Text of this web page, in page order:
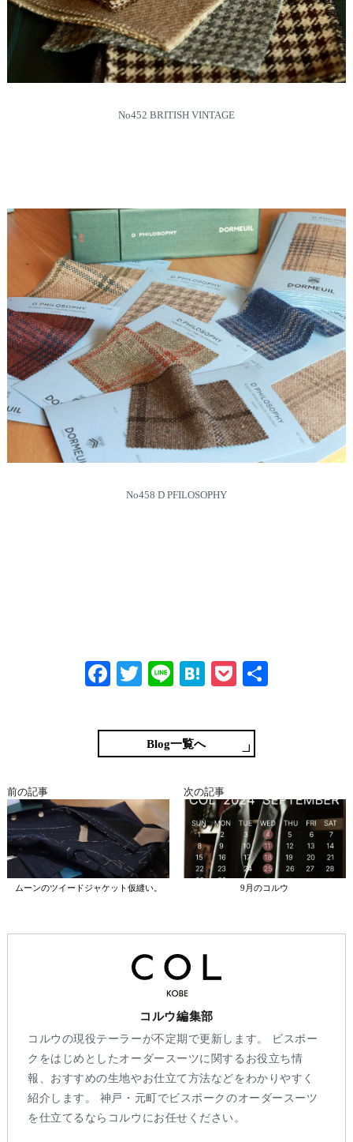
No452 BRITISH VINTAGE
No458 D PFILOSOPHY
Fa
bo
ok
T
tte
r
Li
H
en
a
P
ke
t
Blog一覧へ
前の記事
ムーンのツイードジャケット仮縫い。
次の記事
9月のコルウ
コルウ編集部
コルウの現役テーラーが不定期で更新します。 ビスポー
クをはじめとしたオーダースーツに関するお役立ち情
報、おすすめの生地やお仕立て方法などをわかりやすく
紹介します。 神戸・元町でビスポークのオーダースーツ
を仕立てるならコルウにお任せください。